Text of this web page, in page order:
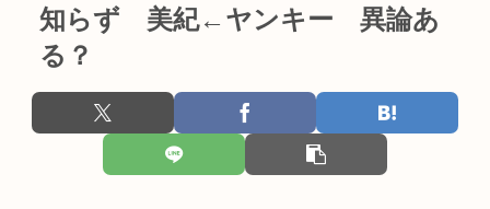
さっき地方国立大学のやつが東大再受験するってスレたててた
やん？
けの別...
農水省「食料自給率37%で過去最低」 肥料は輸入ほぼ100%な
腕で...
鳥刺し専門店、ガチでヤバすぎるwww
女子高生被害のクマスプレー誤射事件。引率教員が腰に下げて
いたスプ...
公務員の給与爆裂上げ 大卒総合職の初任給31万6000円 ww...
知らず 美紀←ヤンキー 異論あ
る？